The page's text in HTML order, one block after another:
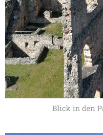
Blick in den